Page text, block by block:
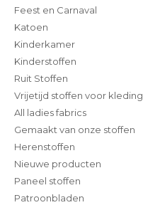
Feest en Carnaval
Katoen
Kinderkamer
Kinderstoffen
Ruit Stoffen
Vrijetijd stoffen voor kleding
All ladies fabrics
Gemaakt van onze stoffen
Herenstoffen
Nieuwe producten
Paneel stoffen
Patroonbladen